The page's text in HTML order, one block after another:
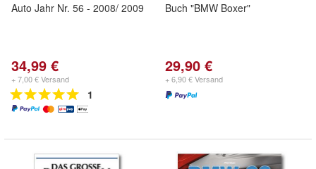
Auto Jahr Nr. 56 - 2008/ 2009
34,99 €
+ 7,00 € Versand
1
Buch "BMW Boxer"
29,90 €
+ 6,90 € Versand